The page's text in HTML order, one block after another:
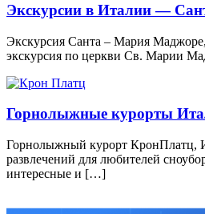
Экскурсии в Италии —
Экскурсия Санта – Мария
экскурсия по церкви Св. Марии
Горнолыжные курорты
Горнолыжный курорт КронПлатц,
развлечений для любителей
интересные и […]